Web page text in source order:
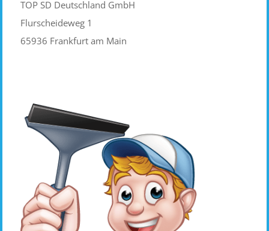
TOP SD Deutschland GmbH
Flurscheideweg 1
65936 Frankfurt am Main